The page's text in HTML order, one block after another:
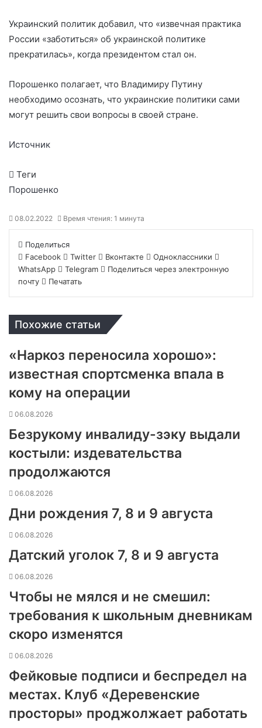
Украинский политик добавил, что «извечная практика
России «заботиться» об украинской политике
прекратилась», когда президентом стал он.
Порошенко полагает, что Владимиру Путину
необходимо осознать, что украинские политики сами
могут решить свои вопросы в своей стране.
Источник
Теги
Порошенко
08.02.2022 Время чтения: 1 минута
Поделиться
Facebook
Twitter Вконтакте
Одноклассники
WhatsApp
Telegram
Поделиться через электронную
почту
Печатать
Похожие статьи
«Наркоз переносила хорошо»:
известная спортсменка впала в
кому на операции
06.08.2026
Безрукому инвалиду-зэку выдали
костыли: издевательства
продолжаются
06.08.2026
Дни рождения 7, 8 и 9 августа
06.08.2026
Датский уголок 7, 8 и 9 августа
06.08.2026
Чтобы не мялся и не смешил:
требования к школьным дневникам
скоро изменятся
06.08.2026
Фейковые подписи и беспредел на
местах. Клуб «Деревенские
просторы» проджолжает работать